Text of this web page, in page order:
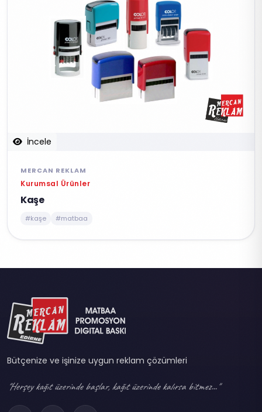
İncele
MERCAN REKLAM
Kurumsal Ürünler
Kaşe
#kaşe #matbaa
Bütçenize ve işinize uygun reklam çözümleri
"Herşey kağıt üzerinde başlar, kağıt üzerinde kalırsa bitmez..."